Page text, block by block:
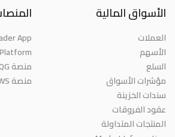
الأسواق المالية
العملات
الأسهم
السلع
مؤشرات الأسواق
سندات الخزينة
عقود الفروقات
المنتجات المتداولة
App
منصة CQG
منصة TWS